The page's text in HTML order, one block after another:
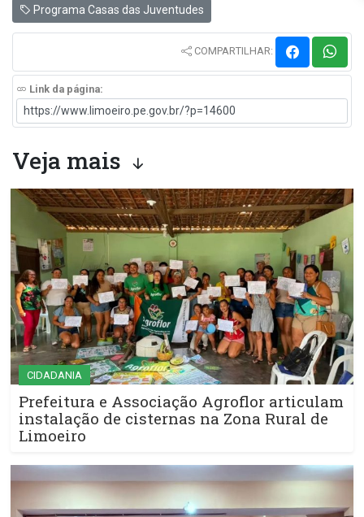
Programa Casas das Juventudes
COMPARTILHAR:
Link da página:
Veja mais
CIDADANIA
Prefeitura e Associação Agroflor articulam
instalação de cisternas na Zona Rural de
Limoeiro